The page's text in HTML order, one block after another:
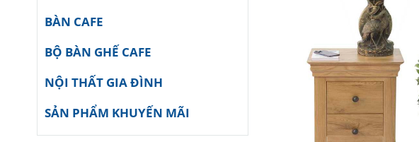
BÀN CAFE
BỘ BÀN GHẾ CAFE
NỘI THẤT GIA ĐÌNH
SẢN PHẨM KHUYẾN MÃI